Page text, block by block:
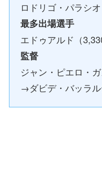
ロドリゴ・パラシ
最多出場選手
エドゥアルド（
監督
ジャン・ピエロ・
→ダビデ・バッラル